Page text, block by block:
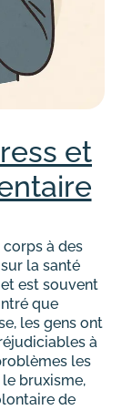
et
à des
la santé
est souvent
que
les gens ont
à
les
bruxisme,
de